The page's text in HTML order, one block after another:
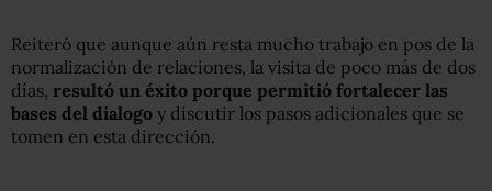
Reiteró que aunque aún resta mucho trabajo en pos de la
normalización de relaciones, la visita de poco más de dos
días, resultó un éxito porque permitió fortalecer las
bases del dialogo y discutir los pasos adicionales que se
tomen en esta dirección.